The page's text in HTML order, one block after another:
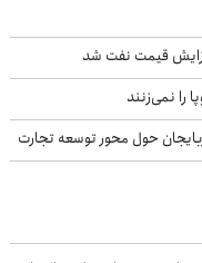
قیمت نفت شد
را نمی‌زنند
حول محور توسعه تجارت